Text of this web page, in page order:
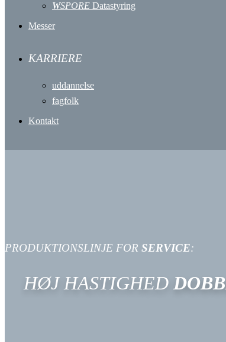
WSPORE Datastyring
Messer
KARRIERE
uddannelse
fagfolk
Kontakt
PRODUKTIONSLINJE FOR SERVICE:
HØJ HASTIGHED